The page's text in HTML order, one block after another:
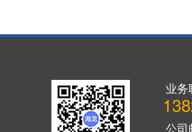
业务
公司